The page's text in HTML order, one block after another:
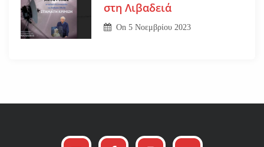
στη Λιβαδειά
On5 Νοεμβρίου 2023